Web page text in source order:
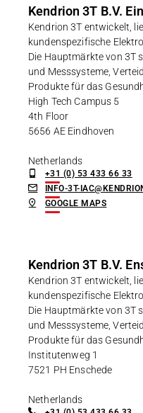
Kendrion 3T B.V.
Kendrion 3T entwickelt,
kundenspezifische
Die Hauptmärkte von 3T
und Messsysteme,
Produkte für das
High Tech Campus 5
4th Floor
5656 AE Eindhoven
Netherlands
+31 (0) 53 433 66 33
INFO-3T-
GOOGLE MAPS
Kendrion 3T B.V.
Kendrion 3T entwickelt,
kundenspezifische
Die Hauptmärkte von 3T
und Messsysteme,
Produkte für das
Institutenweg 1
7521 PH Enschede
Netherlands